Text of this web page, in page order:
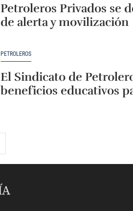
Petroleros Privados se
de alerta y movilización
PETROLEROS
El Sindicato de
beneficios educativos